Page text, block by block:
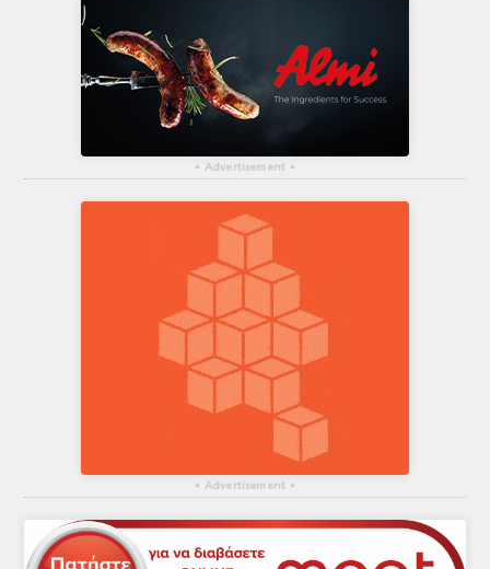
▴ Advertisement ▴
▴ Advertisement ▴